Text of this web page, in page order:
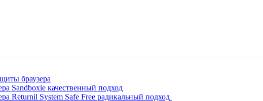
браузера
Sandboxie качественный подход
Returnil System Safe Free радикальный подход